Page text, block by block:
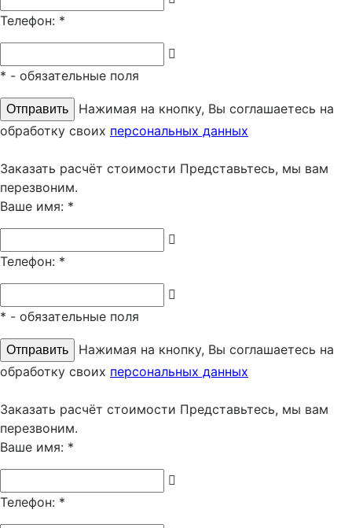
Телефон: *
* - обязательные поля
Нажимая на кнопку, Вы соглашаетесь на
обработку своих персональных данных
Заказать расчёт стоимости Представьтесь, мы вам
перезвоним.
Ваше имя: *
Телефон: *
* - обязательные поля
Нажимая на кнопку, Вы соглашаетесь на
обработку своих персональных данных
Заказать расчёт стоимости Представьтесь, мы вам
перезвоним.
Ваше имя: *
Телефон: *